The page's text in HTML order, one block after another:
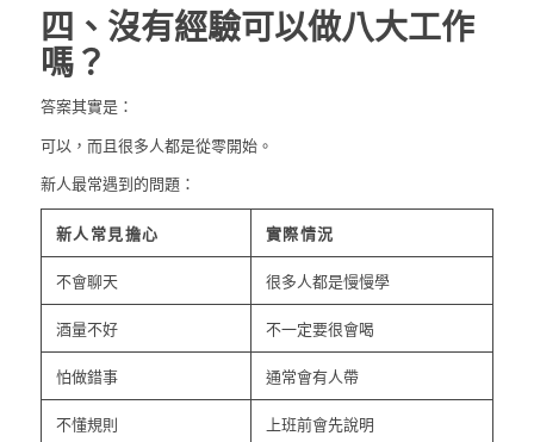
四、沒有經驗可以做八大工作
嗎？
答案其實是：
可以，而且很多人都是從零開始。
新人最常遇到的問題：
新人常見擔心 實際情況
不會聊天 很多人都是慢慢學
酒量不好 不一定要很會喝
怕做錯事 通常會有人帶
不懂規則 上班前會先說明